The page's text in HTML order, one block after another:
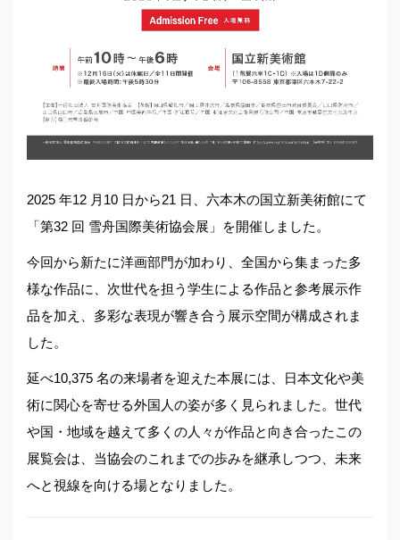
2025 年12 月10 日から21 日、六本木の国立新美術館にて
「第32 回 雪舟国際美術協会展」を開催しました。
今回から新たに洋画部門が加わり、全国から集まった多
様な作品に、次世代を担う学生による作品と参考展示作
品を加え、多彩な表現が響き合う展示空間が構成されま
した。
延べ10,375 名の来場者を迎えた本展には、日本文化や美
術に関心を寄せる外国人の姿が多く見られました。世代
や国・地域を越えて多くの人々が作品と向き合ったこの
展覧会は、当協会のこれまでの歩みを継承しつつ、未来
へと視線を向ける場となりました。